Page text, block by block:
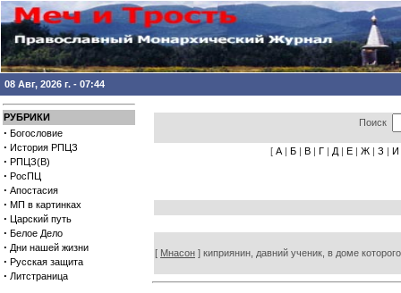
08 Авг, 2026 г. - 07:44
РУБРИКИ
· Богословие
· История РПЦЗ
· РПЦЗ(В)
· РосПЦ
· Апостасия
· МП в картинках
· Царский путь
· Белое Дело
· Дни нашей жизни
· Русская защита
· Литстраница
Поиск
[ А | Б | В | Г | Д | Е | Ж | З | И
[ Мнасон ] киприянин, давний ученик, в доме